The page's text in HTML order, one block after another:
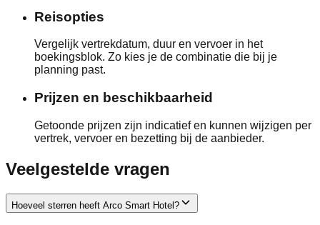
Reisopties
Vergelijk vertrekdatum, duur en vervoer in het
boekingsblok. Zo kies je de combinatie die bij je
planning past.
Prijzen en beschikbaarheid
Getoonde prijzen zijn indicatief en kunnen wijzigen per
vertrek, vervoer en bezetting bij de aanbieder.
Veelgestelde vragen
Hoeveel sterren heeft Arco Smart Hotel?